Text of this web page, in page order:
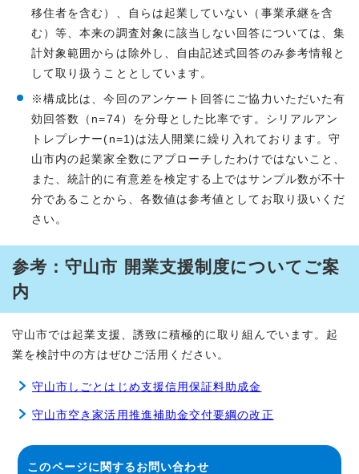
移住者を含む）、自らは起業していない（事業承継を含
む）等、本来の調査対象に該当しない回答については、集
計対象範囲からは除外し、自由記述式回答のみ参考情報と
して取り扱うこととしています。
※構成比は、今回のアンケート回答にご協力いただいた有
効回答数（n=74）を分母とした比率です。シリアルアン
トレプレナー(n=1)は法人開業に繰り入れております。守
山市内の起業家全数にアプローチしたわけではないこと、
また、統計的に有意差を検定する上ではサンプル数が不十
分であることから、各数値は参考値としてお取り扱いくだ
さい。
参考：守山市 開業支援制度についてご案
内
守山市では起業支援、誘致に積極的に取り組んでいます。起
業を検討中の方はぜひご活用ください。
守山市しごとはじめ支援信用保証料助成金
守山市空き家活用推進補助金交付要綱の改正
このページに関するお問い合わせ